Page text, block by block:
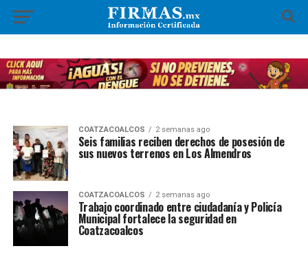
COATZACOALCOS 2 semanas ago
Seis familias reciben derechos de posesión de
sus nuevos terrenos en Los Almendros
COATZACOALCOS 2 semanas ago
Trabajo coordinado entre ciudadanía y Policía
Municipal fortalece la seguridad en
Coatzacoalcos